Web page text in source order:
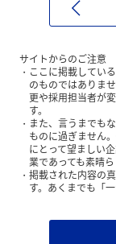
サイトからのご注意
ここに掲載してい
のものではありま
更や採用担当者が
す。
また、言うまでも
ものに過ぎません
にとって望ましい
業であっても素晴
掲載された内容の
す。あくまでも「